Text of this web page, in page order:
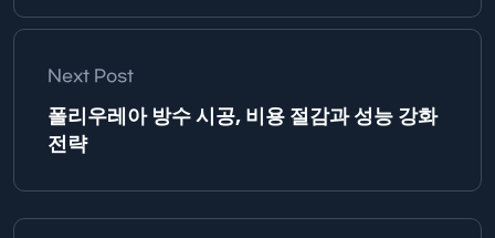
Next Post
폴리우레아 방수 시공, 비용 절감과 성능 강화
전략